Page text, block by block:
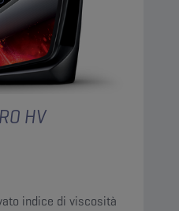
HV
indice di viscosità